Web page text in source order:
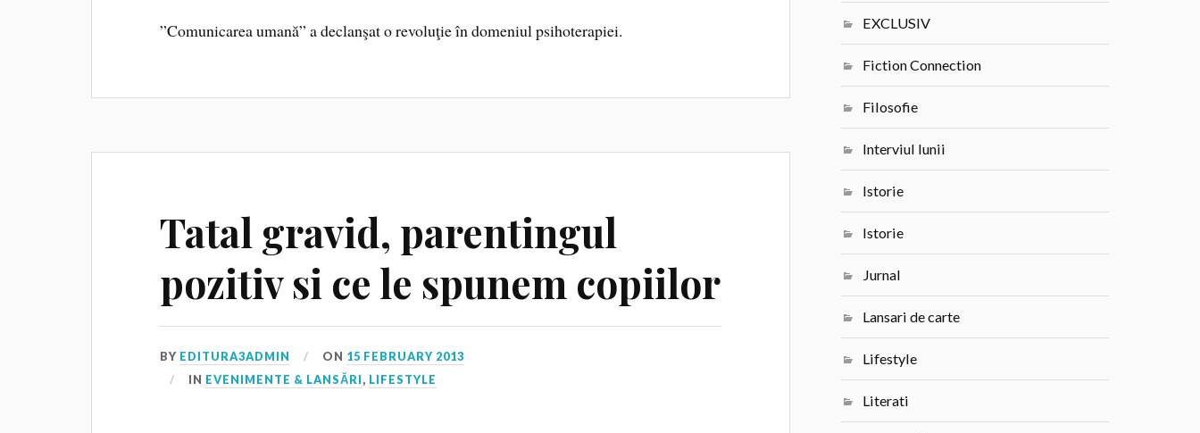
”Comunicarea umană” a declanşat o revoluţie în domeniul psihoterapiei.
Tatal gravid, parentingul
pozitiv si ce le spunem copiilor
BY EDITURA3ADMIN ON 15 FEBRUARY 2013
IN EVENIMENTE & LANSĂRI, LIFESTYLE
EXCLUSIV
Fiction Connection
Filosofie
Interviul lunii
Istorie
Istorie
Jurnal
Lansari de carte
Lifestyle
Literati